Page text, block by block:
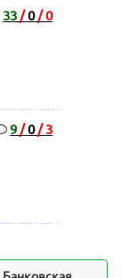
33 /0/0
9 /0/ 3